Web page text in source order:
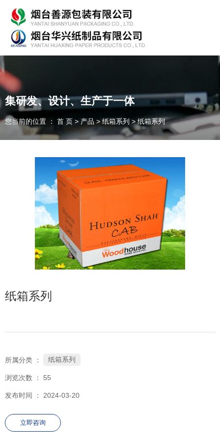
随时为客户提供各种纸箱、纸板
一件起订、源头厂家、精准交货
全国咨询热线：
135-7354-8183
152-7557-0890
集研发、设计、生产于一体
您当前的位置 ： 首 页 > 产品 > 纸箱系列 >纸箱系列
纸箱系列
所属分类 ： 纸箱系列
浏览次数 ： 55
发布时间 ： 2024-03-20
立即咨询